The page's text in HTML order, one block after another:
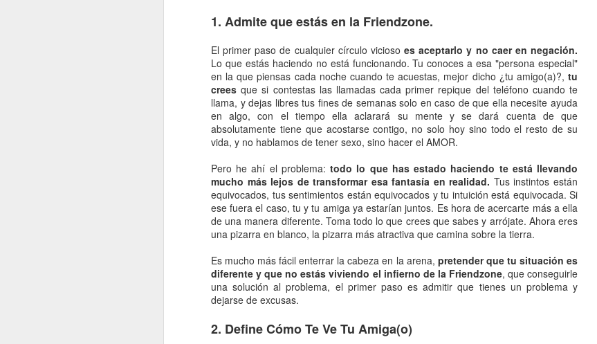
1. Admite que estás en la Friendzone.
El primer paso de cualquier círculo viciosoes aceptarlo y no caer en negación.
Lo que estás haciendo no está funcionando. Tu conoces a esa "persona especial"
en la que piensas cada noche cuando te acuestas, mejor dicho ¿tu amigo(a)?, tu
creesque si contestas las llamadas cada primer repique del teléfono cuando te
llama, y dejas libres tus fines de semanas solo en caso de que ella necesite ayuda
en algo, con el tiempo ella aclarará su mente y se dará cuenta de que
absolutamente tiene que acostarse contigo, no solo hoy sino todo el resto de su
vida, y no hablamos de tener sexo, sino hacer el AMOR.
Pero he ahí el problema:todo lo que has estado haciendo te está llevando
mucho más lejos de transformar esa fantasía en realidad. Tus instintos están
equivocados, tus sentimientos están equivocados y tu intuición está equivocada. Si
ese fuera el caso, tu y tu amiga ya estarían juntos. Es hora de acercarte más a ella
de una manera diferente. Toma todo lo que crees que sabes y arrójate. Ahora eres
una pizarra en blanco, la pizarra más atractiva que camina sobre la tierra.
Es mucho más fácil enterrar la cabeza en la arena, pretender que tu situación es
diferente y que no estás viviendo el infierno de la Friendzone, que conseguirle
una solución al problema, el primer paso es admitir que tienes un problema y
dejarse de excusas.
2. Define Cómo Te Ve Tu Amiga(o)
redistribución hasta llegar a una situación de equilibrio. Aquellos
cuerpos que permite la libre circulación de las cargas en su seno se
La naturaleza eléctrica de la materia.
JAN
5
El comunismo una doctrina política.
El comunismo, desarrollado a partir del marxismo en el siglo XIX,
siglo XX, aunque hoy se encuentra en decadencia.
La teoría del comunismo postula el logro de una sociedad igualitaria y
sin clases, donde la riqueza se reparta de forma equitativa entre todos
los seres humanos llegando incluso a la abolición de la propiedad
privada. Estas ideas se encuentran presentes en todo tipo de utopías a
JAN ¿Qué sabes sobre los cómic?
forman parte de nuestro acervo cultural.